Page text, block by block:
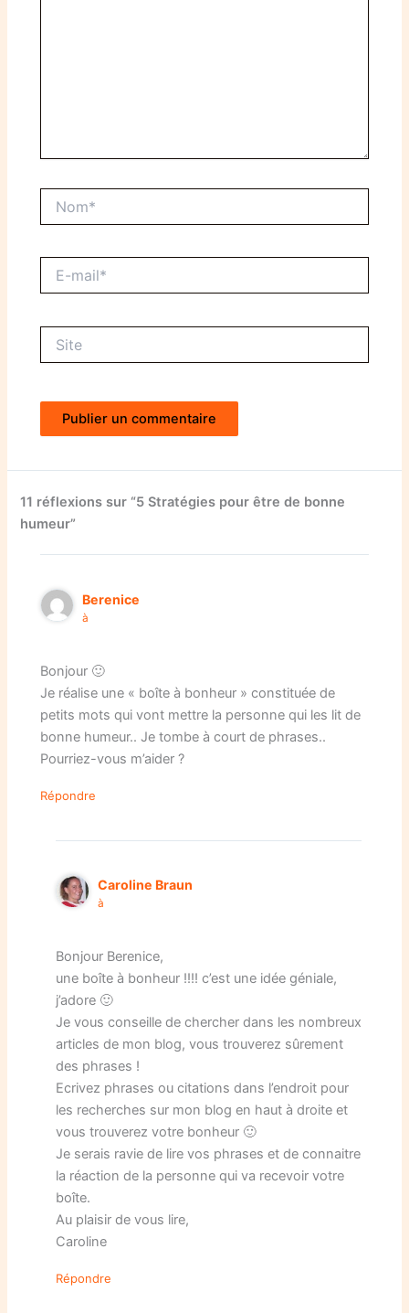
mail*
11 réflexions sur “5 Stratégies pour être de bonne
humeur”
Berenice
à
Bonjour 🙂
Je réalise une « boîte à bonheur » constituée de
petits mots qui vont mettre la personne qui les lit de
bonne humeur.. Je tombe à court de phrases..
Pourriez-vous m’aider ?
Répondre
Caroline Braun
à
Bonjour Berenice,
une boîte à bonheur !!!! c’est une idée géniale,
j’adore 🙂
Je vous conseille de chercher dans les nombreux
articles de mon blog, vous trouverez sûrement
des phrases !
Ecrivez phrases ou citations dans l’endroit pour
les recherches sur mon blog en haut à droite et
vous trouverez votre bonheur 🙂
Je serais ravie de lire vos phrases et de connaitre
la réaction de la personne qui va recevoir votre
boîte.
Au plaisir de vous lire,
Caroline
Répondre